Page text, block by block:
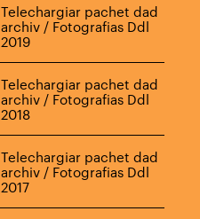
Telechargiar pachet dad
archiv / Fotografias Ddl
2019
Telechargiar pachet dad
archiv / Fotografias Ddl
2018
Telechargiar pachet dad
archiv / Fotografias Ddl
2017